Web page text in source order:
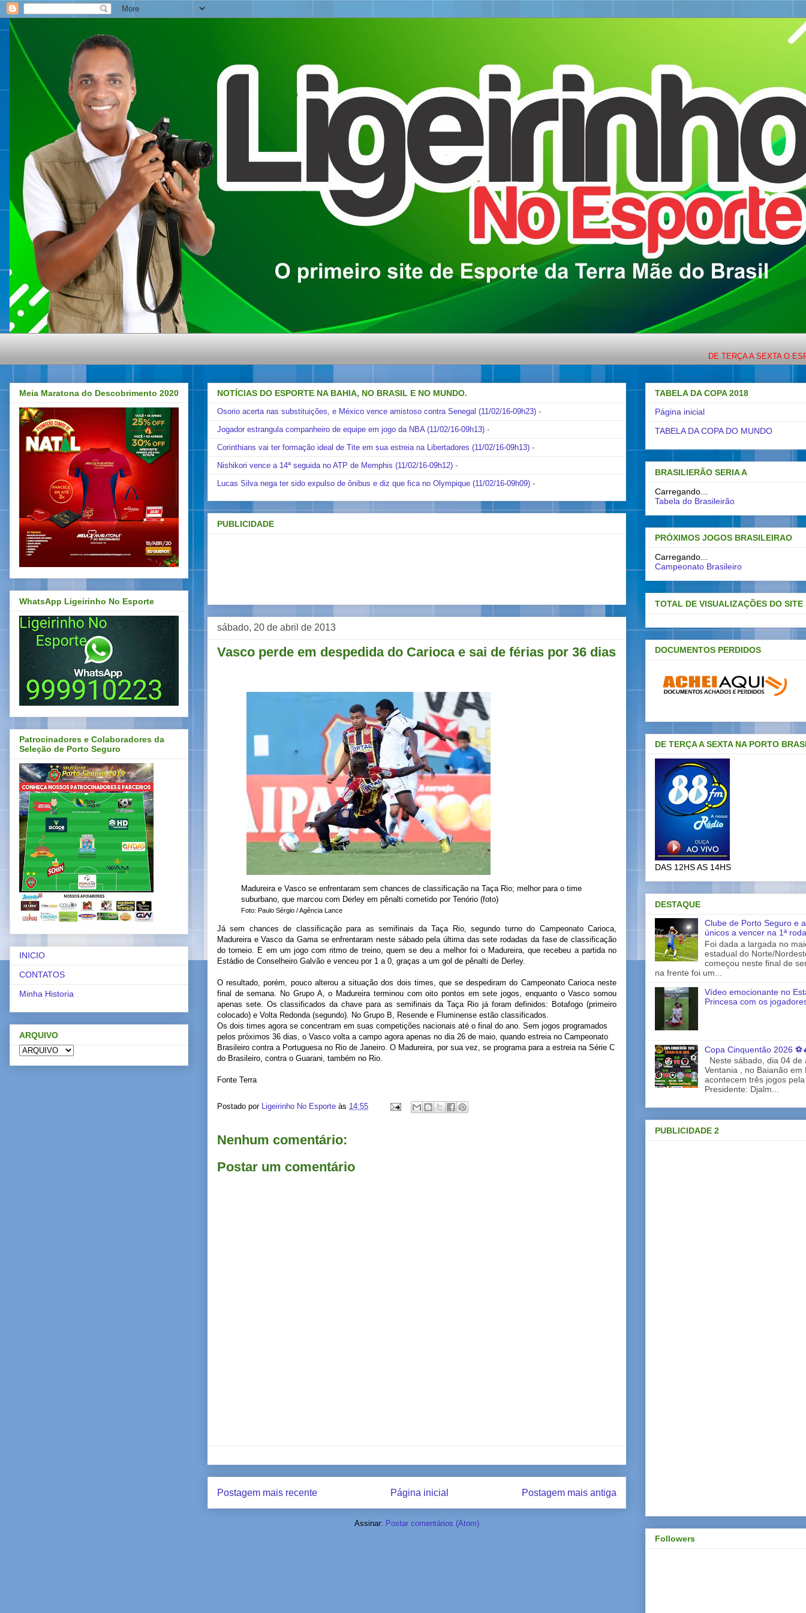
DE TERÇA A SEXTA O ESPORTE
NOTÍCIAS DO ESPORTE NA BAHIA, NO BRASIL E NO MUNDO.
Osorio acerta nas substituições, e México vence amistoso contra Senegal (11/02/16-09h23) -
Jogador estrangula companheiro de equipe em jogo da NBA (11/02/16-09h13) -
Corinthians vai ter formação ideal de Tite em sua estreia na Libertadores (11/02/16-09h13) -
Nishikori vence a 14ª seguida no ATP de Memphis (11/02/16-09h12) -
Lucas Silva nega ter sido expulso de ônibus e diz que fica no Olympique (11/02/16-09h09) -
PUBLICIDADE
sábado, 20 de abril de 2013
Vasco perde em despedida do Carioca e sai de férias por 36 dias
Madureira e Vasco se enfrentaram sem chances de classificação na Taça Rio; melhor para o time
suburbano, que marcou com Derley em pênalti cometido por Tenório (foto)
Foto: Paulo Sérgio / Agência Lance
Já sem chances de classificação para as semifinais da Taça Rio, segundo turno do Campeonato Carioca,
Madureira e Vasco da Gama se enfrentaram neste sábado pela última das sete rodadas da fase de classificação
do torneio. E em um jogo com ritmo de treino, quem se deu a melhor foi o Madureira, que recebeu a partida no
Estádio de Conselheiro Galvão e venceu por 1 a 0, graças a um gol de pênalti de Derley.
O resultado, porém, pouco alterou a situação dos dois times, que se despediram do Campeonato Carioca neste
final de semana. No Grupo A, o Madureira terminou com oito pontos em sete jogos, enquanto o Vasco somou
apenas sete. Os classificados da chave para as semifinais da Taça Rio já foram definidos: Botafogo (primeiro
colocado) e Volta Redonda (segundo). No Grupo B, Resende e Fluminense estão classificados.
Os dois times agora se concentram em suas competições nacionais até o final do ano. Sem jogos programados
pelos próximos 36 dias, o Vasco volta a campo agora apenas no dia 26 de maio, quando estreia no Campeonato
Brasileiro contra a Portuguesa no Rio de Janeiro. O Madureira, por sua vez, se programa para a estreia na Série C
do Brasileiro, contra o Guarani, também no Rio.
Fonte Terra
Postado por Ligeirinho No Esporte às 14:55
Nenhum comentário:
Postar um comentário
Postagem mais recente Postagem mais antiga
Página inicial
Assinar: Postar comentários (Atom)
Meia Maratona do Descobrimento 2020
WhatsApp Ligeirinho No Esporte
Patrocinadores e Colaboradores da
Seleção de Porto Seguro
INICIO
CONTATOS
Minha Historia
ARQUIVO
TABELA DA COPA 2018
Página inicial
TABELA DA COPA DO MUNDO
BRASILIERÃO SERIA A
Carregando...
Tabela do Brasileirão
PRÓXIMOS JOGOS BRASILEIRAO
Carregando...
Campeonato Brasileiro
TOTAL DE VISUALIZAÇÕES DO SITE
DOCUMENTOS PERDIDOS
DE TERÇA A SEXTA NA PORTO
DAS 12HS AS 14HS
DESTAQUE
Clube de Porto Seguro e
únicos a vencer na 1ª
Foi dada a largada no
estadual do Norte/
começou neste final de
na frente foi um...
Vídeo emocionante no
Princesa com os
Copa Cinquentão 2026
Neste sábado, dia 04 de
Ventania , no Baianão em
acontecem três jogos
Presidente: Djalm...
PUBLICIDADE 2
Followers